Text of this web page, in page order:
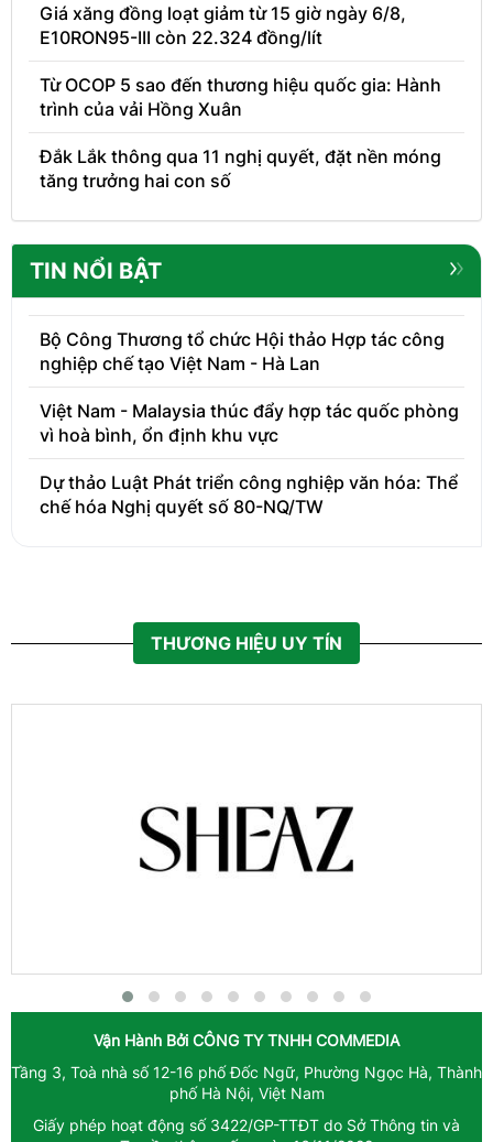
Giá xăng đồng loạt giảm từ 15 giờ ngày 6/8,
E10RON95-III còn 22.324 đồng/lít
Từ OCOP 5 sao đến thương hiệu quốc gia: Hành
trình của vải Hồng Xuân
Đắk Lắk thông qua 11 nghị quyết, đặt nền móng
tăng trưởng hai con số
TIN NỔI BẬT
Bộ Công Thương tổ chức Hội thảo Hợp tác công
nghiệp chế tạo Việt Nam - Hà Lan
Việt Nam - Malaysia thúc đẩy hợp tác quốc phòng
vì hoà bình, ổn định khu vực
Dự thảo Luật Phát triển công nghiệp văn hóa: Thể
chế hóa Nghị quyết số 80-NQ/TW
THƯƠNG HIỆU UY TÍN
Vận Hành Bởi CÔNG TY TNHH COMMEDIA
Tầng 3, Toà nhà số 12-16 phố Đốc Ngữ, Phường Ngọc Hà, Thành
phố Hà Nội, Việt Nam
Giấy phép hoạt động số 3422/GP-TTĐT do Sở Thông tin và